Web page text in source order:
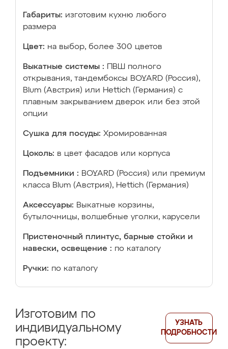
Габариты: изготовим кухню любого
размера
Цвет: на выбор, более 300 цветов
Выкатные системы :
ПВШ полного
открывания, тандембоксы BOYARD (Россия),
Blum (Австрия) или Hettich (Германия) с
плавным закрыванием дверок или без этой
опции
Сушка для посуды: Хромированная
Цоколь: в цвет фасадов или корпуса
Подъемники : BOYARD (Россия) или премиум
класса Blum (Австрия), Hettich (Германия)
Аксессуары: Выкатные корзины,
бутылочницы, волшебные уголки, карусели
Пристеночный плинтус, барные стойки и
навески, освещение : по каталогу
Ручки: по каталогу
Изготовим по
индивидуальному
проекту:
УЗНАТЬ
ПОДРОБНОСТИ